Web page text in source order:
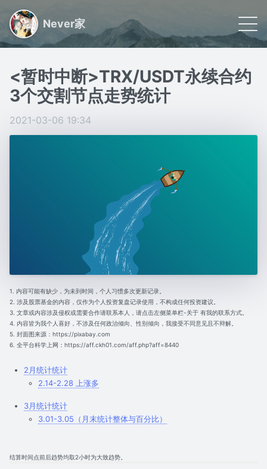
Never家
📝 文章
🏷 分类
<暂时中断>TRX/USDT永续合约
3个交割节点走势统计
2021-03-06 19:34
1. 内容可能有缺少，为未到时间，个人习惯多次更新记录。
2. 涉及股票基金的内容，仅作为个人投资复盘记录使用，不构成任何投资建议。
3. 文章或内容涉及侵权或需要合作请联系本人，请点击左侧菜单栏-关于 有我的联系方式。
4. 内容皆为我个人喜好，不涉及任何政治倾向、性别倾向，我接受不同意见且不辩解。
5. 封面图来源：https://pixabay.com
6. 全平台科学上网：https://aff.ckh01.com/aff.php?aff=8440
2月统计统计
2.14-2.28 上涨多
3月统计统计
3.01-3.05（月末统计整体与百分比）
结算时间点前后趋势均取2小时为大致趋势。